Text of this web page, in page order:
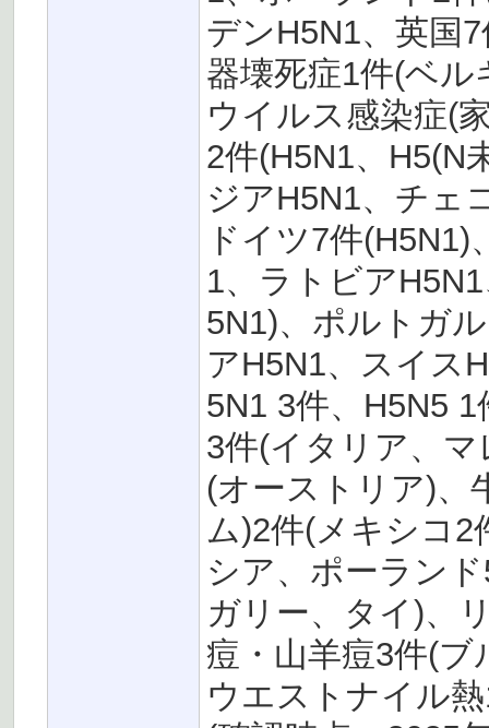
デンH5N1、英国
器壊死症1件(ベ
ウイルス感染症(
2件(H5N1、H5(N
ジアH5N1、チェ
ドイツ7件
1、ラトビア
5N1)、ポルトガ
アH5N1、スイス
5N1 3件、H5N5
3件(イタリア、
(オーストリア)、
ム)2件(メキシコ2
シア、ポーラン
ガリー、タイ)、
痘・山羊痘3件(
ウエストナイル